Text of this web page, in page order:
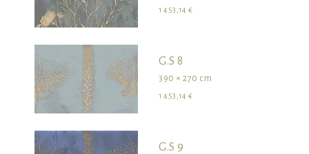
1 453,14 €
G.S 8
390 × 270 cm
1 453,14 €
G.S 9